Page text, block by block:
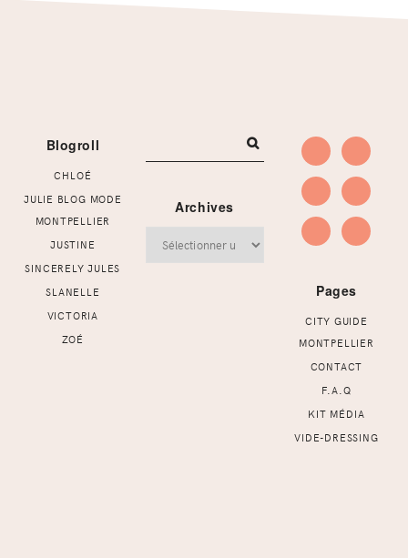
Blogroll
CHLOÉ
JULIE BLOG MODE
MONTPELLIER
JUSTINE
SINCERELY JULES
SLANELLE
VICTORIA
ZOÉ
Archives
Pages
CITY GUIDE
MONTPELLIER
CONTACT
F.A.Q
KIT MÉDIA
VIDE-DRESSING